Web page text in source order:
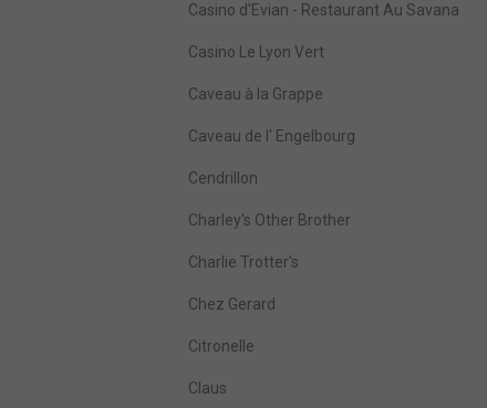
Casino d'Evian - Restaurant Au Savana
Casino Le Lyon Vert
Caveau à la Grappe
Caveau de l' Engelbourg
Cendrillon
Charley's Other Brother
Charlie Trotter's
Chez Gerard
Citronelle
Claus